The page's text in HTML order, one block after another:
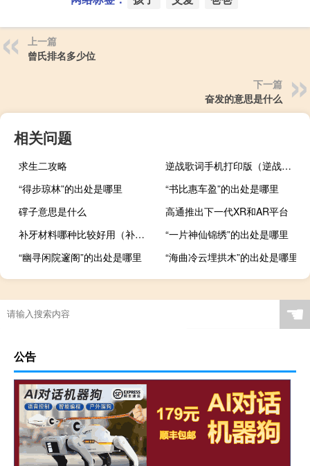
上一篇
曾氏排名多少位
下一篇
奋发的意思是什么
相关问题
求生二攻略
逆战歌词手机打印版（逆战歌词打印）
“得步琼林”的出处是哪里
“书比惠车盈”的出处是哪里
礃子意思是什么
高通推出下一代XR和AR平台
补牙材料哪种比较好用（补牙材料哪种比较好）
“一片神仙锦绣”的出处是哪里
“幽寻闲院邃阁”的出处是哪里
“海曲冷云埋拱木”的出处是哪里
☚
公告